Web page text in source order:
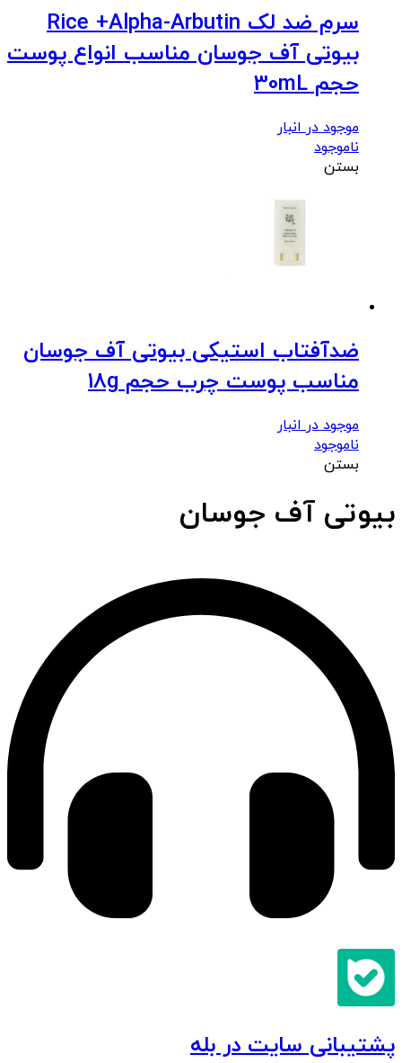
سرم ضد لک Rice +Alpha-Arbutin
بیوتی آف جوسان مناسب انواع پوست
حجم 30mL
موجود در انبار
ناموجود
بستن
ضدآفتاب استیکی بیوتی آف جوسان
مناسب پوست چرب حجم 18g
موجود در انبار
ناموجود
بستن
بیوتی آف جوسان
پشتیبانی سایت در بله